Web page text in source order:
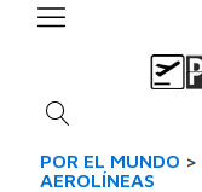
POR EL MUNDO >
AEROLÍNEAS